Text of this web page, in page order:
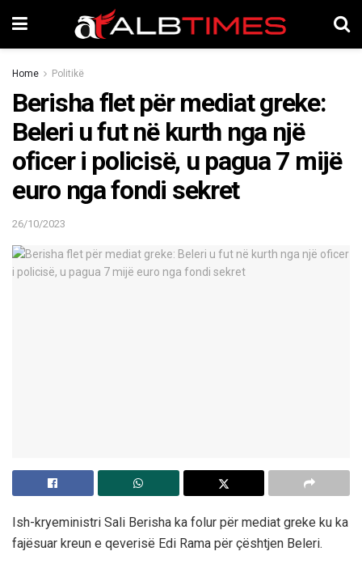
Home Politikë
Berisha flet për mediat greke:
Beleri u fut në kurth nga një
oficer i policisë, u pagua 7 mijë
euro nga fondi sekret
26/10/2023
Ish-kryeministri Sali Berisha ka folur për mediat greke ku ka
fajësuar kreun e qeverisë Edi Rama për çështjen Beleri.